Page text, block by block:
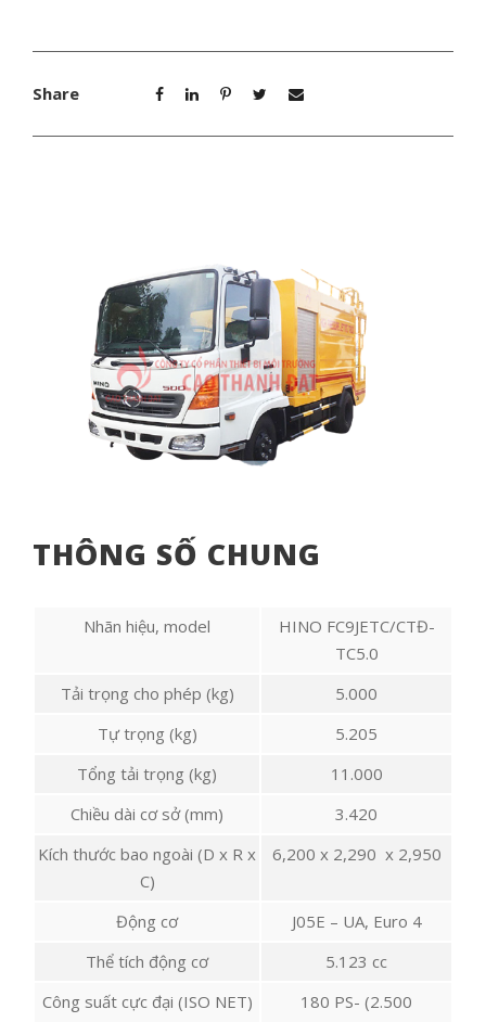
Share
THÔNG SỐ CHUNG
Nhãn hiệu, model
HINO FC9JETC/CTĐ-
TC5.0
Tải trọng cho phép (kg)
5.000
Tự trọng (kg)
5.205
Tổng tải trọng (kg)
11.000
Chiều dài cơ sở (mm)
3.420
Kích thước bao ngoài (D x R x
C)
6,200 x 2,290 x 2,950
Động cơ
J05E – UA, Euro 4
Thể tích động cơ
5.123 cc
Công suất cực đại (ISO NET)
180 PS- (2.500